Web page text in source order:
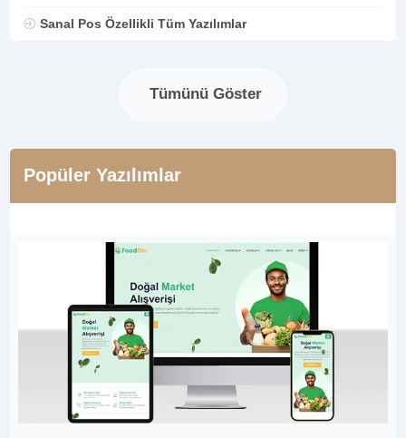
Sanal Pos Özellikli Tüm Yazılımlar
Tümünü Göster
Popüler Yazılımlar